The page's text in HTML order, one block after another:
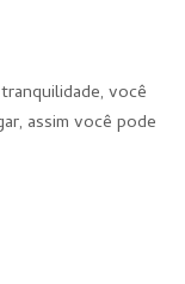
você
assim você pode